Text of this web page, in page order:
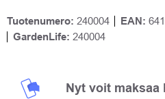
Tuotenumero: 240004 EAN:
GardenLife: 240004
Nyt voit maksaa